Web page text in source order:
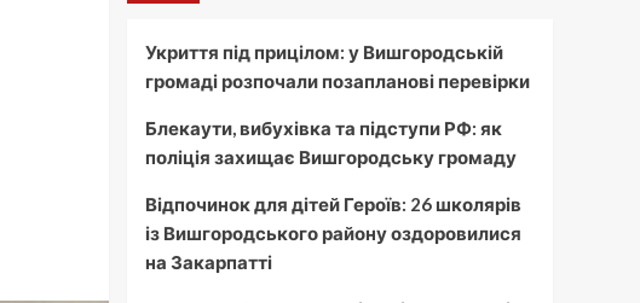
Укриття під прицілом: у Вишгородській
громаді розпочали позапланові перевірки
Блекаути, вибухівка та підступи РФ: як
поліція захищає Вишгородську громаду
Відпочинок для дітей Героїв: 26 школярів
із Вишгородського району оздоровилися
на Закарпатті